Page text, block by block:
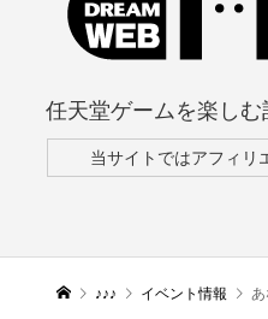
任天堂ゲームを楽し
当サイトではアフィリ
♪♪♪ イベント情報 あ